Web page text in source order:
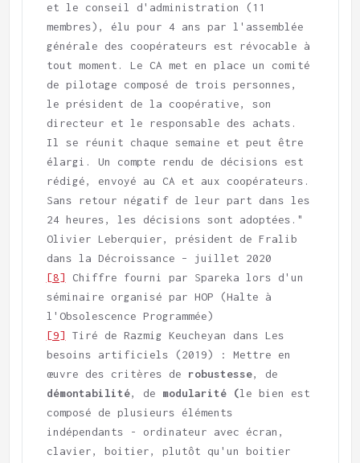
et le conseil d'administration (11
membres), élu pour 4 ans par l'assemblée
générale des coopérateurs est révocable à
tout moment. Le CA met en place un comité
de pilotage composé de trois personnes,
le président de la coopérative, son
directeur et le responsable des achats.
Il se réunit chaque semaine et peut être
élargi. Un compte rendu de décisions est
rédigé, envoyé au CA et aux coopérateurs.
Sans retour négatif de leur part dans les
24 heures, les décisions sont adoptées."
Olivier Leberquier, président de Fralib
[8] Chiffre fourni par Spareka lors d'un
séminaire organisé par HOP (Halte à
[9] Tiré de Razmig Keucheyan dans Les
besoins artificiels (2019) : Mettre en
œuvre des critères de robustesse
démontabilité, de modularité (le bien est
composé de plusieurs éléments
indépendants - ordinateur avec écran,
clavier, boitier, plutôt qu'un boitier